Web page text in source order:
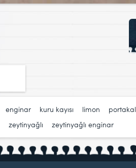
enginar kuru kayısı limon portakal
zeytinyağlı zeytinyağlı enginar